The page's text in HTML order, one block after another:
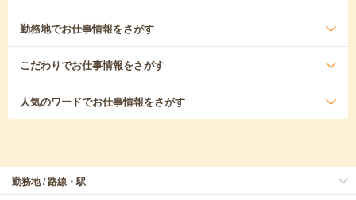
勤務地でお仕事情報をさがす
こだわりでお仕事情報をさがす
人気のワードでお仕事情報をさがす
勤務地 / 路線・駅